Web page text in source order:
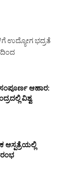
ಉದ್ಯೋಗ ಭದ್ರತೆ
ಆಹಾರ:
ವಿಶ್ವ
ಆಸ್ಪತ್ರೆಯಲ್ಲಿ